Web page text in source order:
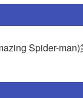
Spider-